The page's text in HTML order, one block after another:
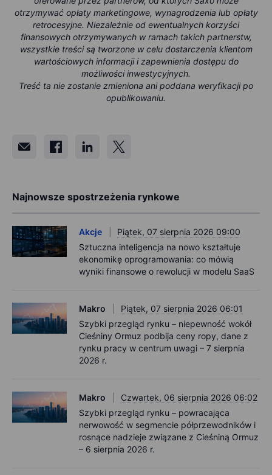
otrzymywać opłaty marketingowe, wynagrodzenia lub opłaty
retrocesyjne. Niezależnie od ewentualnych korzyści
finansowych otrzymywanych w ramach takich partnerstw,
wszystkie treści są tworzone w celu dostarczenia klientom
wartościowych informacji i zapewnienia dostępu do
możliwości inwestycyjnych.
Treść ta nie zostanie zmieniona ani poddana weryfikacji po
opublikowaniu.
Najnowsze spostrzeżenia rynkowe
Akcje
Piątek, 07 sierpnia 2026 09:00
Sztuczna inteligencja na nowo kształtuje
ekonomikę oprogramowania: co mówią
wyniki finansowe o rewolucji w modelu SaaS
Makro
Piątek, 07 sierpnia 2026 06:01
Szybki przegląd rynku – niepewność wokół
Cieśniny Ormuz podbija ceny ropy, dane z
rynku pracy w centrum uwagi – 7 sierpnia
2026 r.
Makro
Czwartek, 06 sierpnia 2026 06:02
Szybki przegląd rynku – powracająca
nerwowość w segmencie półprzewodników i
rosnące nadzieje związane z Cieśniną Ormuz
– 6 sierpnia 2026 r.